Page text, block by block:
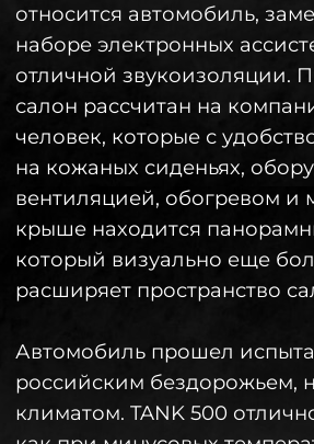
Автомобиль доступен в трех
комплектациях: Adventure, Urban и
Premium, — которые отличаются не
только техническими
характеристиками, но и количеством
пассажирских мест, а также внешним
может кастомизировать цвет кузова и
салона, выбрать комплектацию и
узнать финальную стоимость
внедорожника.